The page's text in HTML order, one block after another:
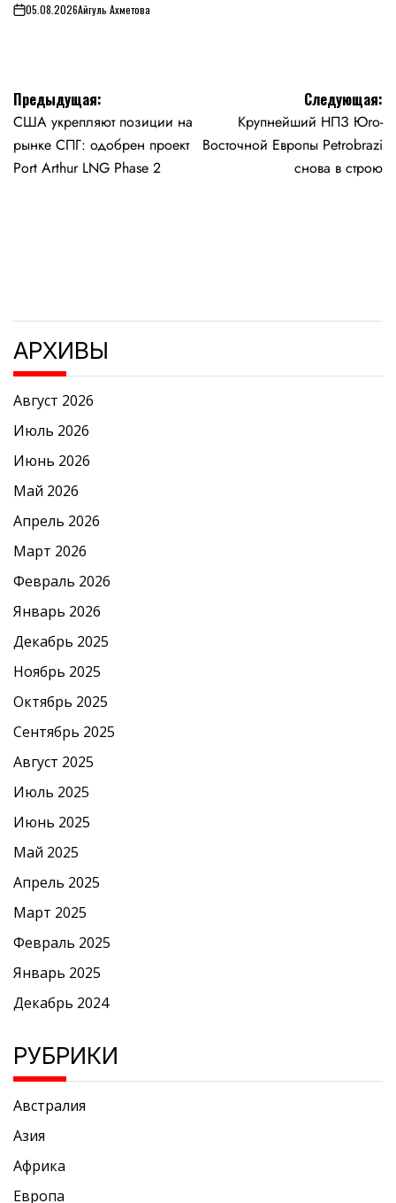
on05.08.2026Айгуль Ахметова
Навигация
по
записям
Предыдущая:
США укрепляют позиции на
рынке СПГ: одобрен проект
Port Arthur LNG Phase 2
Следующая:
Крупнейший НПЗ Юго-
Восточной Европы Petrobrazi
снова в строю
АРХИВЫ
Август 2026
Июль 2026
Июнь 2026
Май 2026
Апрель 2026
Март 2026
Февраль 2026
Январь 2026
Декабрь 2025
Ноябрь 2025
Октябрь 2025
Сентябрь 2025
Август 2025
Июль 2025
Июнь 2025
Май 2025
Апрель 2025
Март 2025
Февраль 2025
Январь 2025
Декабрь 2024
РУБРИКИ
Австралия
Азия
Африка
Европа